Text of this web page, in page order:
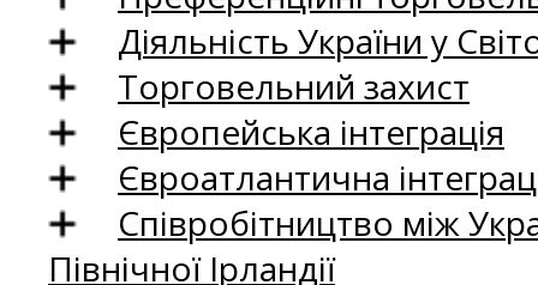
Діяльність України у
Торговельний захист
Європейська інтеграція
Євроатлантична
Співробітництво між
Північної Ірландії